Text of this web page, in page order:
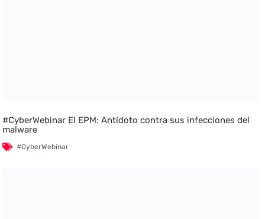
#CyberWebinar El EPM: Antídoto contra sus infecciones del
malware
#CyberWebinar